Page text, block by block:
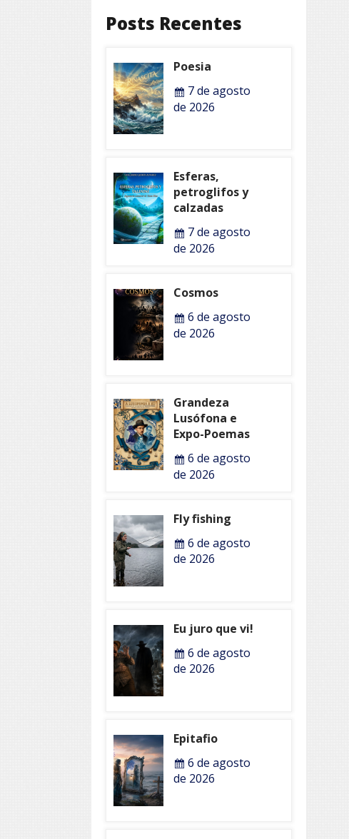
Posts Recentes
Poesia
7 de agosto
de 2026
Esferas,
petroglifos y
calzadas
7 de agosto
de 2026
Cosmos
6 de agosto
de 2026
Grandeza
Lusófona e
Expo-Poemas
6 de agosto
de 2026
Fly fishing
6 de agosto
de 2026
Eu juro que vi!
6 de agosto
de 2026
Epitafio
6 de agosto
de 2026